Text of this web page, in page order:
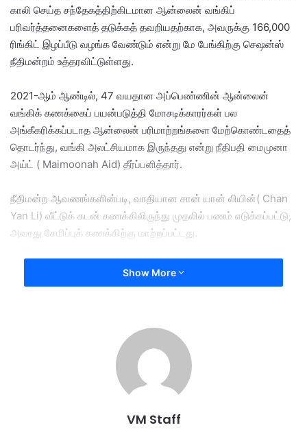
காலி செய்த சந்தேகத்திற்கிடமான ஆன்லைன் வங்கிப்
பரிவர்த்தனைகளைத் தடுக்கத் தவறியதற்காக, அவருக்கு 166,000
ரிங்கிட் இழப்பீடு வழங்க வேண்டும் என்று மே பேங்கிற்கு செஷன்ஸ்
நீதிமன்றம் உத்தரவிட்டுள்ளது.
2021-ஆம் ஆண்டில், 47 வயதான அப்பெண்ணின் ஆன்லைன்
வங்கிக் கணக்கைப் பயன்படுத்தி மோசடிக்காரர்கள் பல
அங்கீகரிக்கப்படாத ஆன்லைன் பரிமாற்றங்களை மேற்கொண்டதைத்
தொடர்ந்து, வங்கி அலட்சியமாக இருந்தது என்று நீதிபதி மைமுனா
அய்ட் ( Maimoonah Aid) தீர்ப்பளித்தார்.
நீதிமன்ற ஆவணங்களின்படி, வாதியான சான் யான் லியின்( Chan
Yan Li) வீட்டுக் கடன் கணக்கிலிருந்து முதலில் பணம் எடுக்கப்பட்டு,
அவரது சேமிப்புக் கணக்கிற்கு மாற்றப்பட்டது.
பின்னர், 2021 ஆம் ஆண் ஜூன் 26 மற்றும் ஜூலை 2, ஆம்
தேதிக்கிடையில் , பல மூன்றாம் தரப்பு வங்கிக் கணக்குகளுக்குப்
அதே ஆண்டு ஜூலை 15 ஆம் தேதியன்று , தனது Maybank2u
கணக்கைச் சரிபார்த்தபோதுதான், இந்தப் பரிவர்த்தனைகள்
நடந்திருப்பதை வாதி உணர்ந்தார். பின்னர் அவர் போலீஸ்
நிலையத்தில் புகார் செய்தார்.
தங்கள் Maybank2u அமைப்பில் எந்தப் பிரச்சனையும் இல்லை
Show More
VM Staff